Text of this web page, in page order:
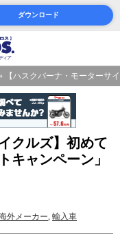
ダウンロード
【ハスクバーナ・モーターサ
クルズ】初めて
キャンペーン」
外メーカー, 輸入車